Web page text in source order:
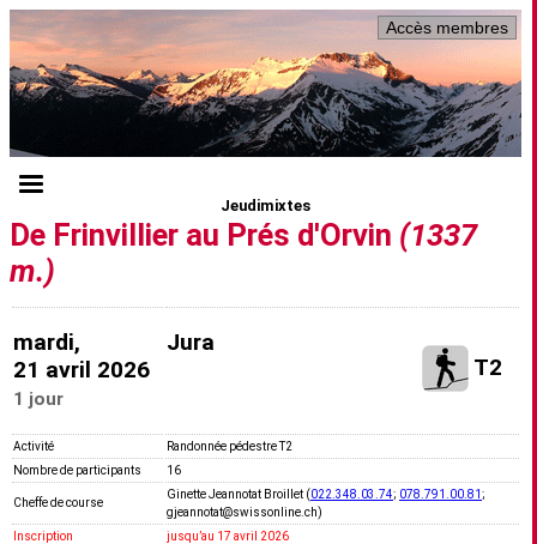
Accès membres
Jeudimixtes
De Frinvillier au Prés d'Orvin (1337
m.)
mardi,
21 avril 2026
1 jour
Jura
T2
Activité
Randonnée pédestre T2
Nombre de participants
16
Cheffe de course
Ginette Jeannotat Broillet (022.348.03.74; 078.791.00.81;
gjeannotat@swissonline.ch)
Inscription
jusquʼau 17 avril 2026